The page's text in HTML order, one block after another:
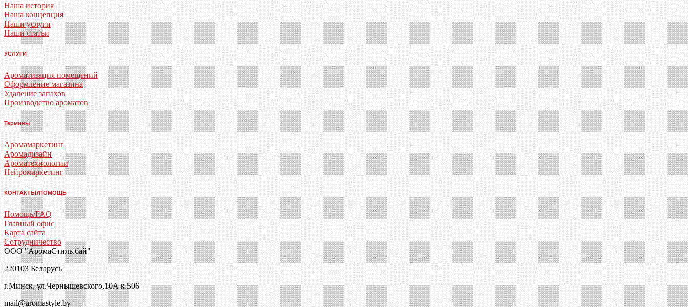
Наша история
Наша концепция
Наши услуги
Наши статьи
УСЛУГИ
Ароматизация помещений
Оформление магазина
Удаление запахов
Производство ароматов
Термины
Аромамаркетинг
Аромадизайн
Ароматехнологии
Нейромаркетинг
КОНТАКТЫ/ПОМОЩЬ
Помощь/FAQ
Главный офис
Карта сайта
Сотрудничество
ООО "АромаСтиль.бай"
220103 Беларусь
г.Минск, ул.Чернышевского,10А к.506
mail@aromastyle.by